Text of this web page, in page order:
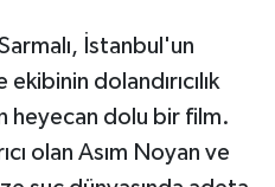
İstanbul'un
dolandırıcılık
heyecan dolu bir film.
olan Asım Noyan ve